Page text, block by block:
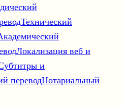
Технический
Локализация веб и
и
переводНотариальный